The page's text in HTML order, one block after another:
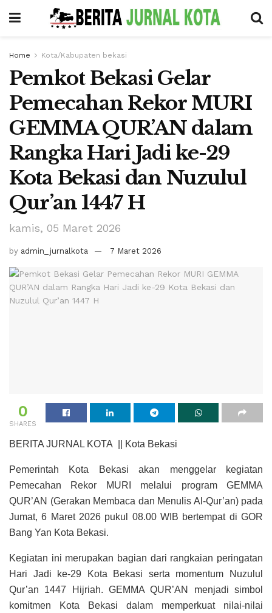
Home Kota/Kabupaten bekasi
Pemkot Bekasi Gelar
Pemecahan Rekor MURI
GEMMA QUR’AN dalam
Rangka Hari Jadi ke-29
Kota Bekasi dan Nuzulul
Qur’an 1447 H
kamis, 05 Maret 2026
by admin_jurnalkota 7 Maret 2026
0
SHARES
BERITA JURNAL KOTA || Kota Bekasi
Pemerintah Kota Bekasi akan menggelar kegiatan
Pemecahan Rekor MURI melalui program GEMMA
QUR’AN (Gerakan Membaca dan Menulis Al-Qur’an) pada
Jumat, 6 Maret 2026 pukul 08.00 WIB bertempat di GOR
Bang Yan Kota Bekasi.
Kegiatan ini merupakan bagian dari rangkaian peringatan
Hari Jadi ke-29 Kota Bekasi serta momentum Nuzulul
Qur’an 1447 Hijriah. GEMMA QUR’AN menjadi simbol
komitmen Kota Bekasi dalam memperkuat nilai-nilai